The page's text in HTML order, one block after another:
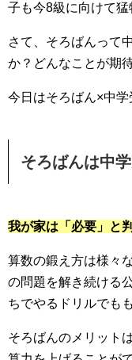
子も今8級に向けて猛
さて、そろばんって
か？どんなことが期
今日はそろばん×中学
そろばんは中
我が家は「必要」と
算数の鍛え方は様々
の問題を解き続ける
ちでやるドリルでも
そろばんのメリット